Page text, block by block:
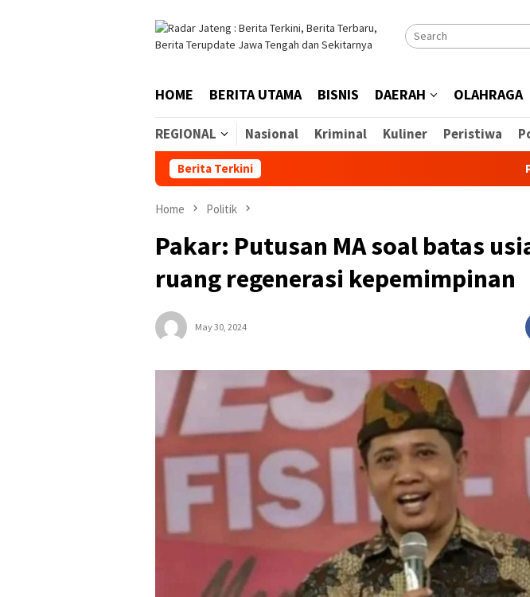
HOME BERITA UTAMA BISNIS DAERAH OLAHRAGA
REGIONAL Nasional Kriminal Kuliner Peristiwa
Berita Terkini
Home Politik
Pakar: Putusan MA soal batas
ruang regenerasi kepemimpinan
May 30, 2024